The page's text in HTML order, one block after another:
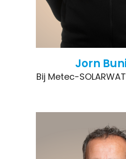
Jorn
Bij Metec-